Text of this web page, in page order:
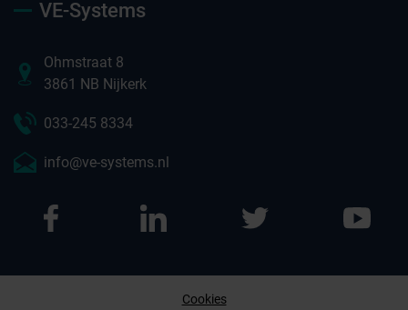
VE-Systems
Ohmstraat 8
3861 NB Nijkerk
033-245 8334
info@ve-systems.nl
Cookies